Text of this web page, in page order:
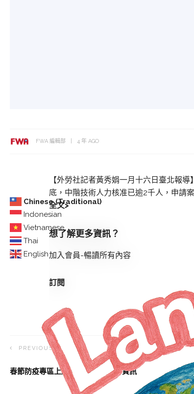
Chinese (Traditional)
Indonesian
Vietnamese
Thai
English
FWA 編輯部 4 年 AGO
【外勞社記者黃秀娟一月十六日臺北報
底，中階技術人力核准已逾2千人，申請
全文>
想了解更多資訊？
加入會員-暢讀所有內容
訂閱
PREVIOUS ARTICLE
春節防疫專區上線 供查詢連假看診資訊